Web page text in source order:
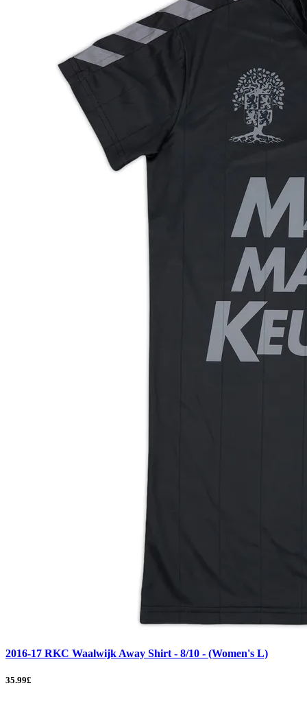
2016-17 RKC Waalwijk Away Shirt - 8/10 - (Women's L)
35.99£